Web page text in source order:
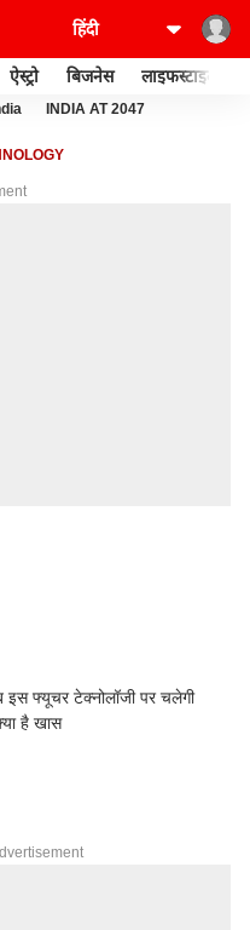
ऐस्ट्रो बिजनेस लाइफस्टाइल
INDIA AT 2047
फ्यूचर टेक्नोलॉजी पर चलेगी
है खास